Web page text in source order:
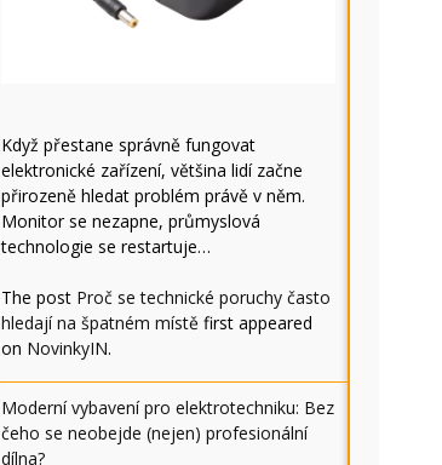
Když přestane správně fungovat
elektronické zařízení, většina lidí začne
přirozeně hledat problém právě v něm.
Monitor se nezapne, průmyslová
technologie se restartuje…
The post Proč se technické poruchy často
hledají na špatném místě first appeared
on NovinkyIN.
Moderní vybavení pro elektrotechniku: Bez
čeho se neobejde (nejen) profesionální
dílna?